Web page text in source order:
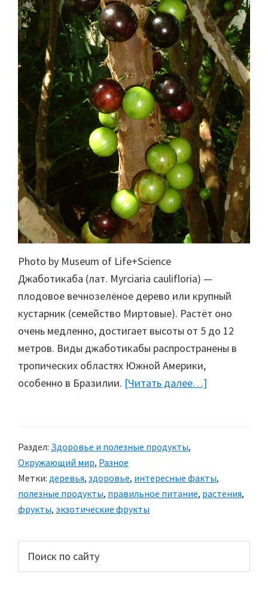
Photo by Museum of Life+Science
Джаботикаба (лат. Myrciaria caulifloria) —
плодовое вечнозелёное дерево или крупный
кустарник (семейство Миртовые). Растёт оно
очень медленно, достигает высоты от 5 до 12
метров. Виды джаботикабы распространены в
тропических областях Южной Америки,
особенно в Бразилии. [Читать далее…]
Раздел: Здоровье и полезные продукты,
Окружающий мир, Разное
Метки: деревья, здоровье, интересные факты,
полезные продукты, правильное питание, растения,
фрукты, экзотические фрукты
Основной
сайдбар